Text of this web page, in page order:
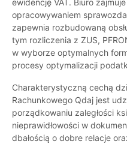
ewidencję VAT. Biuro
opracowywaniem
zapewnia rozbudowaną
tym rozliczenia z ZUS,
w wyborze optymalnych
procesy optymalizacji
Charakterystyczną cechą
Rachunkowego Qdaj jest
porządkowaniu zaległości
nieprawidłowości w
dbałością o dobre relacje